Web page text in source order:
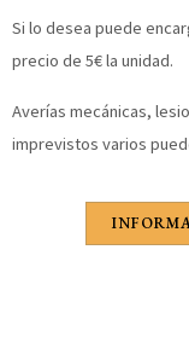
Si lo desea puede
precio de 5€ la unidad.
Averías mecánicas,
imprevistos varios